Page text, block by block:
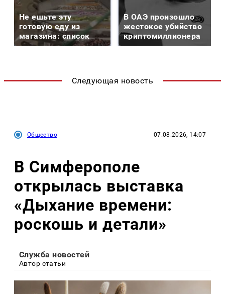
Не ешьте эту
готовую еду из
магазина: список
В ОАЭ произошло
жестокое убийство
криптомиллионера
Следующая новость
Общество 07.08.2026, 14:07
В Симферополе
открылась выставка
«Дыхание времени:
роскошь и детали»
Служба новостей
Автор статьи